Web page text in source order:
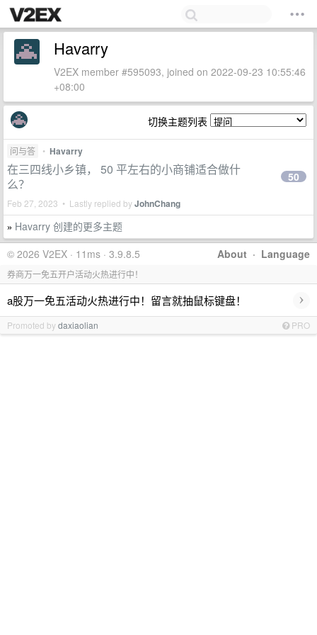
Havarry
V2EX member #595093, joined on 2022-09-23 10:55:46
+08:00
切换主题列表
问与答 • Havarry
在三四线小乡镇， 50 平左右的小商铺适合做什
么？
Feb 27, 2023 • Lastly replied byJohnChang
50
» Havarry 创建的更多主题
About · Language
© 2026 V2EX · 11ms · 3.9.8.5
券商万一免五开户活动火热进行中！
a股万一免五活动火热进行中！留言就抽鼠标键盘！ ›
Promoted bydaxiaolian PRO